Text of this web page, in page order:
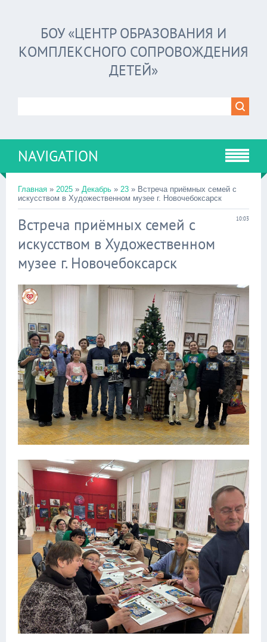
БОУ «ЦЕНТР ОБРАЗОВАНИЯ И
КОМПЛЕКСНОГО СОПРОВОЖДЕНИЯ
ДЕТЕЙ»
NAVIGATION
Главная » 2025 » Декабрь » 23 » Встреча приёмных семей с
искусством в Художественном музее г. Новочебоксарск
10:03
Встреча приёмных семей с
искусством в Художественном
музее г. Новочебоксарск